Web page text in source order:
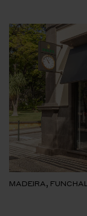
MADEIRA, FUNCHAL